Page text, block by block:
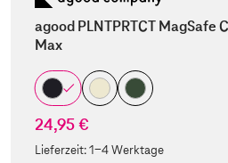
agood PLNTPRTCT MagSafe
Max
24,95 €
Lieferzeit:1-4 Werktage